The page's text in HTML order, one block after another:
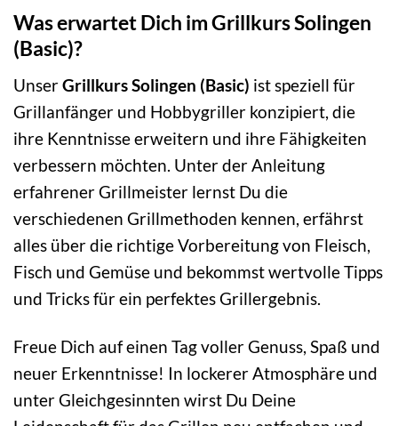
Was erwartet Dich im Grillkurs Solingen
(Basic)?
UnserGrillkurs Solingen (Basic) ist speziell für
Grillanfänger und Hobbygriller konzipiert, die
ihre Kenntnisse erweitern und ihre Fähigkeiten
verbessern möchten. Unter der Anleitung
erfahrener Grillmeister lernst Du die
verschiedenen Grillmethoden kennen, erfährst
alles über die richtige Vorbereitung von Fleisch,
Fisch und Gemüse und bekommst wertvolle Tipps
und Tricks für ein perfektes Grillergebnis.
Freue Dich auf einen Tag voller Genuss, Spaß und
neuer Erkenntnisse! In lockerer Atmosphäre und
unter Gleichgesinnten wirst Du Deine